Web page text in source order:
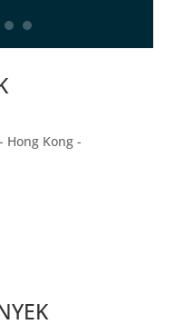
Hong Kong -